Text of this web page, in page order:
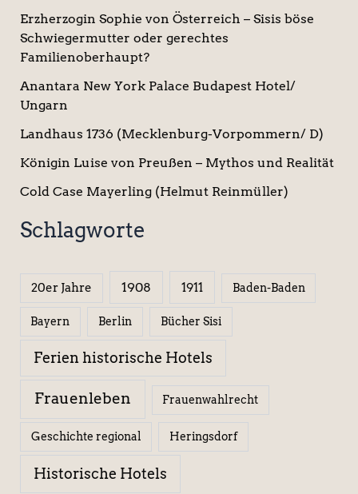
Erzherzogin Sophie von Österreich – Sisis böse
Schwiegermutter oder gerechtes
Familienoberhaupt?
Anantara New York Palace Budapest Hotel/
Ungarn
Landhaus 1736 (Mecklenburg-Vorpommern/ D)
Königin Luise von Preußen – Mythos und Realität
Cold Case Mayerling (Helmut Reinmüller)
Schlagworte
20er Jahre 1908 1911 Baden-Baden
Bayern Berlin Bücher Sisi
Ferien historische Hotels
Frauenleben Frauenwahlrecht
Geschichte regional Heringsdorf
Historische Hotels